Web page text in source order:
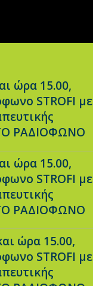
ώρα 15.00,
STROFI με
ΡΑΔΙΟΦΩΝΟ
ώρα 15.00,
STROFI με
ΡΑΔΙΟΦΩΝΟ
ώρα 15.00,
STROFI με